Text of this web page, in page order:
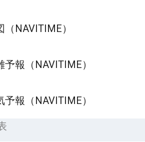
（NAVITIME）
予報（NAVITIME）
予報（NAVITIME）